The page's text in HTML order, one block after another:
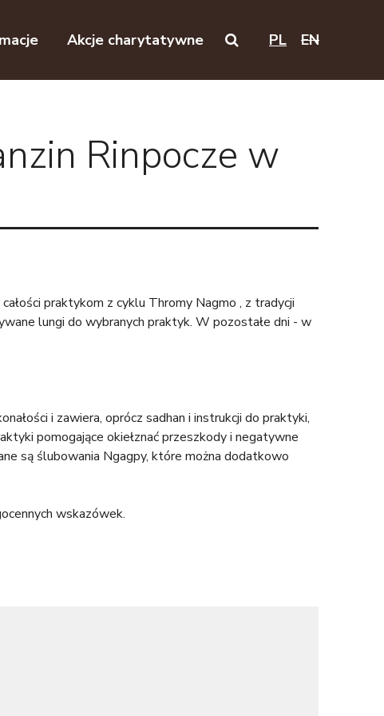
Akcje charytatywne PL EN
Rinpocze w
praktykom z cyklu Thromy Nagmo , z tradycji
lungi do wybranych praktyk. W pozostałe dni - w
i zawiera, oprócz sadhan i instrukcji do praktyki,
pomogające okiełznać przeszkody i negatywne
są ślubowania Ngagpy, które można dodatkowo
wskazówek.